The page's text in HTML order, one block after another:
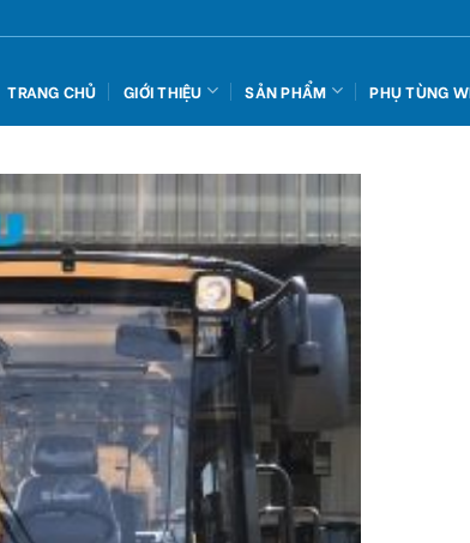
TRANG CHỦ GIỚI THIỆU SẢN PHẨM PHỤ TÙNG
Add
to
wishlist